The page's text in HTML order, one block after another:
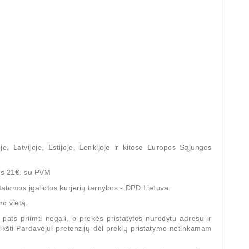
price
Latvijoje, Estijoje, Lenkijoje ir kitose Europos Sąjungos
21€. su PVM
įgaliotos kurjerių tarnybos - DPD Lietuva.
vietą.
priimti negali, o prekės pristatytos nurodytu adresu ir
Pardavėjui pretenzijų dėl prekių pristatymo netinkamam